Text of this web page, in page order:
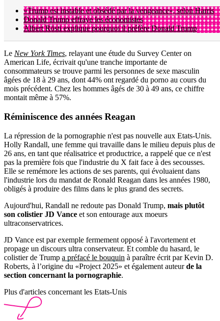
«Trump est instable et obsédé par la vengeance», selon Harris
Donald Trump effraye les économistes
Albert Rösti explique pourquoi il préfère Donald Trump
Le New York Times, relayant une étude du Survey Center on
American Life, écrivait qu'une tranche importante de
consommateurs se trouve parmi les personnes de sexe masculin
âgées de 18 à 29 ans, dont 44% ont regardé du porno au cours du
mois précédent. Chez les hommes âgés de 30 à 49 ans, ce chiffre
montait même à 57%.
Réminiscence des années Reagan
La répression de la pornographie n'est pas nouvelle aux Etats-Unis.
Holly Randall, une femme qui travaille dans le milieu depuis plus de
26 ans, en tant que réalisatrice et productrice, a rappelé que ce n'est
pas la première fois que l'industrie du X fait face à des secousses.
Elle se remémore les actions de ses parents, qui évoluaient dans
l'industrie lors du mandat de Ronald Reagan dans les années 1980,
obligés à produire des films dans le plus grand des secrets.
Aujourd'hui, Randall ne redoute pas Donald Trump, mais plutôt
son colistier JD Vance et son entourage aux moeurs
ultraconservatrices.
JD Vance est par exemple fermement opposé à l'avortement et
propage un discours ultra conservateur. Et comble du hasard, le
colistier de Trump a préfacé le bouquin à paraître écrit par Kevin D.
Roberts, à l’origine du «Project 2025» et également auteurde la
section concernant la pornographie.
Plus d'articles concernant les Etats-Unis